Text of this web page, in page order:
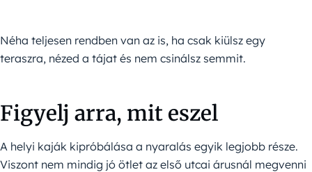
Néha teljesen rendben van az is, ha csak kiülsz egy
teraszra, nézed a tájat és nem csinálsz semmit.
Figyelj arra, mit eszel
A helyi kaják kipróbálása a nyaralás egyik legjobb része.
Viszont nem mindig jó ötlet az első utcai árusnál megvenni